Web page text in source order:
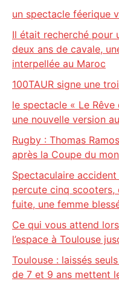
un spectacle féerique
Il était recherché pour
deux ans de cavale,
interpellée au Maroc
100TAUR signe une
le spectacle « Le
une nouvelle version
Rugby : Thomas
après la Coupe du
Spectaculaire
percute cinq scooters,
fuite, une femme
Ce qui vous attend
l’espace à Toulouse
Toulouse : laissés
de 7 et 9 ans mettent